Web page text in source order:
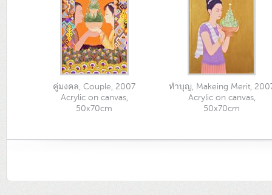
คู่มงคล, Couple, 2007
Acrylic on canvas,
50x70cm
ทำบุญ, Makeing Merit,
Acrylic on canvas,
50x70cm